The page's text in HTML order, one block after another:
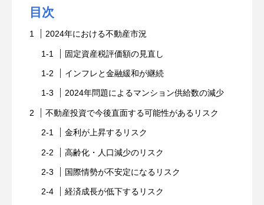
目次
2024年における不動産市況
固定資産税評価額の見直し
インフレと金融緩和が継続
2024年問題によるマンション供給数の減少
不動産投資で今後直面する可能性があるリスク
金利が上昇するリスク
高齢化・人口減少のリスク
国際情勢が不安定になるリスク
経済成長が低下するリスク